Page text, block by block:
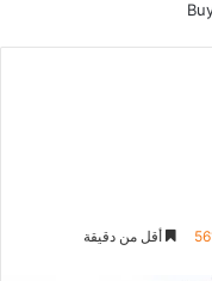
أقل من دقيقة